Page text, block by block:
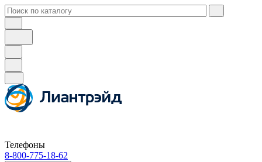
Телефоны
8-800-775-18-62